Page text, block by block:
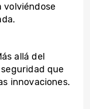
volviéndose
allá del
que
innovaciones.